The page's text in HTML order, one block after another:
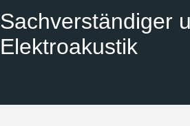
Sachverständiger
Elektroakustik